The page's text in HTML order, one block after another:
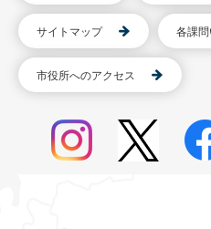
サイトマップ 各課
市役所へのアクセス